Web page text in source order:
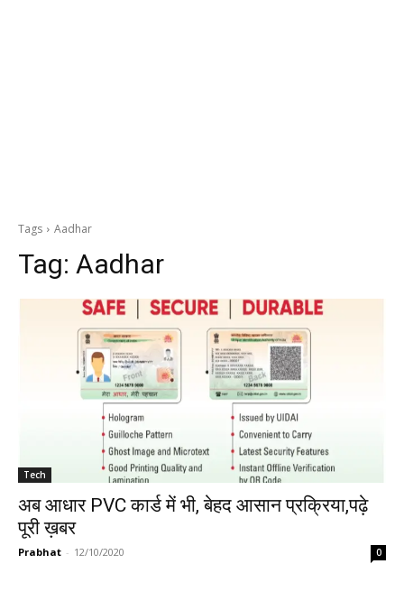
Tags Aadhar
Tag: Aadhar
Tech
अब आधार PVC कार्ड में भी, बेहद आसान प्रक्रिया,पढ़े
पूरी ख़बर
Prabhat - 12/10/2020 0